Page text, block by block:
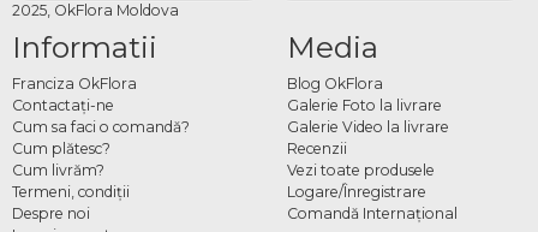
2025, OkFlora Moldova
Informatii
Franciza OkFlora
Contactaţi-ne
Cum sa faci o comandă?
Cum plătesc?
Cum livrăm?
Termeni, condiţii
Despre noi
Media
Blog OkFlora
Galerie Foto la livrare
Galerie Video la livrare
Recenzii
Vezi toate produsele
Logare/Înregistrare
Comandă Internațional